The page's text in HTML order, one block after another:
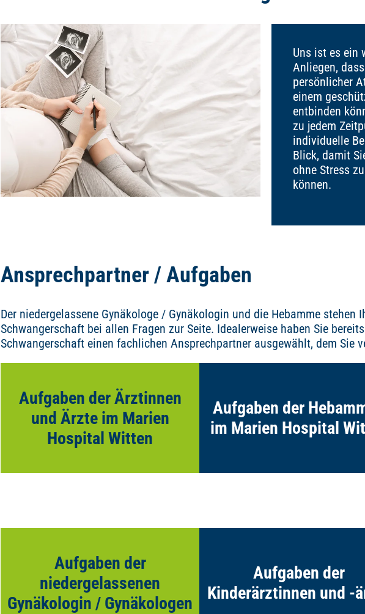
Uns ist es ein
Anliegen,
persönlicher
einem
entbinden
zu jedem
individuelle
Blick, damit
ohne Stress
können.
Ansprechpartner / Aufgaben
Der niedergelassene Gynäkologe / Gynäkologin und die Hebamme stehen
Schwangerschaft bei allen Fragen zur Seite. Idealerweise haben Sie
Schwangerschaft einen fachlichen Ansprechpartner ausgewählt, dem Sie
Aufgaben der Ärztinnen
und Ärzte im Marien
Hospital Witten
der Ärztinnen und Ärzte im Marien
Hospital Witten zu erfahren!
Mehr erfahren
Aufgaben der
im Marien Hospital
es mehr Infos zu den
Aufgaben der
niedergelassenen
Gynäkologin / Gynäkologen
niedergelassenen Ärzte erfahren!
Mehr erfahren
Aufgaben der
Kinderärztinnen und -
Mehr erfahren